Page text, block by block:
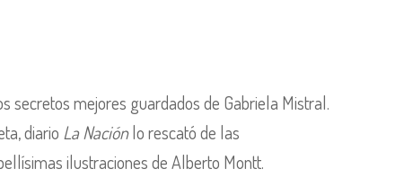
secretos mejores guardados de Gabriela Mistral.
diario La Naciónlo rescató de las
ilustraciones de Alberto Montt.